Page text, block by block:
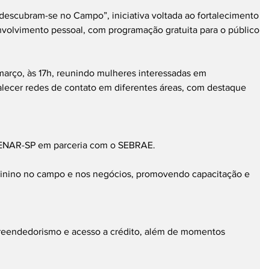
se no Campo”, iniciativa voltada ao fortalecimento
pessoal, com programação gratuita para o público
às 17h, reunindo mulheres interessadas em
redes de contato em diferentes áreas, com destaque
SP em parceria com o SEBRAE.
no campo e nos negócios, promovendo capacitação e
e acesso a crédito, além de momentos